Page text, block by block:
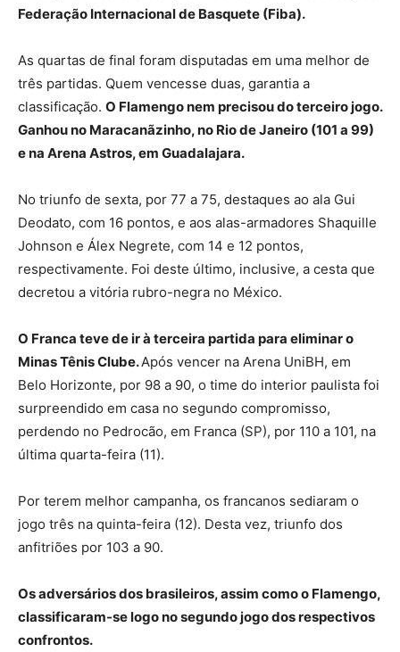
Federação Internacional de Basquete (Fiba).
As quartas de final foram disputadas em uma melhor de
três partidas. Quem vencesse duas, garantia a
classificação. O Flamengo nem precisou do terceiro jogo.
Ganhou no Maracanãzinho, no Rio de Janeiro (101 a 99)
e na Arena Astros, em Guadalajara.
No triunfo de sexta, por 77 a 75, destaques ao ala Gui
Deodato, com 16 pontos, e aos alas-armadores Shaquille
Johnson e Álex Negrete, com 14 e 12 pontos,
respectivamente. Foi deste último, inclusive, a cesta que
decretou a vitória rubro-negra no México.
O Franca teve de ir à terceira partida para eliminar o
Minas Tênis Clube.Após vencer na Arena UniBH, em
Belo Horizonte, por 98 a 90, o time do interior paulista foi
surpreendido em casa no segundo compromisso,
perdendo no Pedrocão, em Franca (SP), por 110 a 101, na
última quarta-feira (11).
Por terem melhor campanha, os francanos sediaram o
jogo três na quinta-feira (12). Desta vez, triunfo dos
anfitriões por 103 a 90.
Os adversários dos brasileiros, assim como o Flamengo,
classificaram-se logo no segundo jogo dos respectivos
confrontos.